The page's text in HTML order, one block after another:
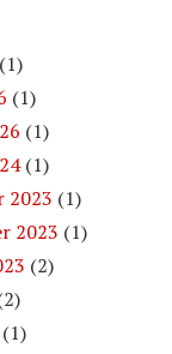
(1)
(1)
(1)
(1)
2023 (1)
2023 (1)
(2)
(1)